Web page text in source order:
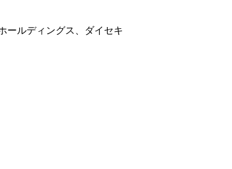
ールディングス、ダイセキ